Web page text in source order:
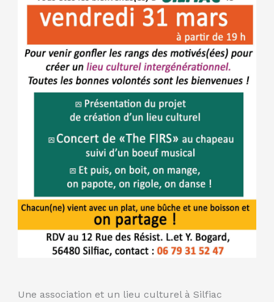
Une association et un lieu culturel à Silfiac